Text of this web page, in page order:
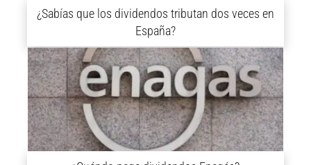
¿Sabías que los dividendos tributan dos veces en
España?